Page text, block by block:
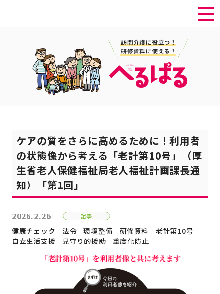
ケアの質をさらに高めるために！利用者
の状態像から考える「老計第10号」（厚
生省老人保健福祉局老人福祉計画課長通
知）「第1回」
2026.2.26 記事
健康チェック 法令 環境整備 研修資料
老計第10号
自立生活支援
見守り的援助 重度化防止